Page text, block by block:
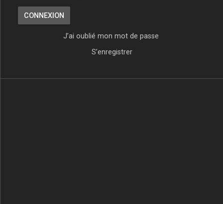
J’ai oublié mon mot de passe
S’enregistrer